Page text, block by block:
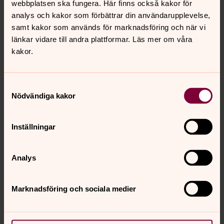
webbplatsen ska fungera. Här finns också kakor för
analys och kakor som förbättrar din användarupplevelse,
samt kakor som används för marknadsföring och när vi
länkar vidare till andra plattformar. Läs mer om våra
kakor.
Nödvändiga kakor
Inställningar
Analys
Marknadsföring och sociala medier
19.00-19.45 Dagens tema
19.45-20.15 Bön
Vid frågor är Du välkommen att kontakta församlingen
Kyrkoherde, Skellefteå S:t Örjans församling
E-post:
Senast ändrad 18 mars 2022